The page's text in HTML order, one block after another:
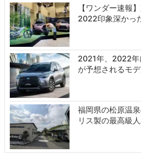
【ワンダー速報
2022印象深かっ
2021年、2022年
が予想されるモ
福岡県の松原温
リス製の最高級